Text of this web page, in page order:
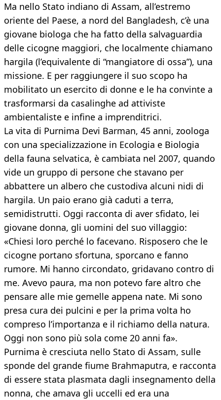
Ma nello Stato indiano di Assam, all’estremo
oriente del Paese, a nord del Bangladesh, c’è una
giovane biologa che ha fatto della salvaguardia
delle cicogne maggiori, che localmente chiamano
hargila (l’equivalente di “mangiatore di ossa”), una
missione. E per raggiungere il suo scopo ha
mobilitato un esercito di donne e le ha convinte a
trasformarsi da casalinghe ad attiviste
ambientaliste e infine a imprenditrici.
La vita di Purnima Devi Barman, 45 anni, zoologa
con una specializzazione in Ecologia e Biologia
della fauna selvatica, è cambiata nel 2007, quando
vide un gruppo di persone che stavano per
abbattere un albero che custodiva alcuni nidi di
hargila. Un paio erano già caduti a terra,
semidistrutti. Oggi racconta di aver sfidato, lei
giovane donna, gli uomini del suo villaggio:
«Chiesi loro perché lo facevano. Risposero che le
cicogne portano sfortuna, sporcano e fanno
rumore. Mi hanno circondato, gridavano contro di
me. Avevo paura, ma non potevo fare altro che
pensare alle mie gemelle appena nate. Mi sono
presa cura dei pulcini e per la prima volta ho
compreso l’importanza e il richiamo della natura.
Oggi non sono più sola come 20 anni fa».
Purnima è cresciuta nello Stato di Assam, sulle
sponde del grande fiume Brahmaputra, e racconta
di essere stata plasmata dagli insegnamento della
nonna, che amava gli uccelli ed era una